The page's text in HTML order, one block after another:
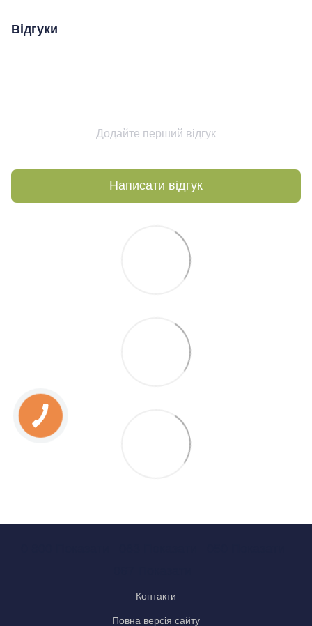
Відгуки
Додайте перший відгук
Написати відгук
Контакти
Повна версія сайту